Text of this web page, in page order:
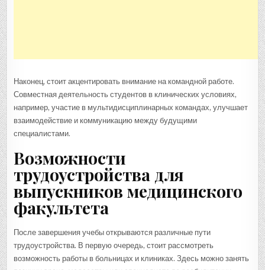
Наконец, стоит акцентировать внимание на командной работе.
Совместная деятельность студентов в клинических условиях,
например, участие в мультидисциплинарных командах, улучшает
взаимодействие и коммуникацию между будущими
специалистами.
Возможности
трудоустройства для
выпускников медицинского
факультета
После завершения учебы открываются различные пути
трудоустройства. В первую очередь, стоит рассмотреть
возможность работы в больницах и клиниках. Здесь можно занять